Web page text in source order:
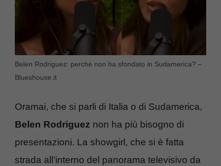
Belen Rodriguez: perché non ha sfondato in Sudamerica? –
Blueshouse.it
Oramai, che si parli di Italia o di Sudamerica,
Belen Rodriguez non ha più bisogno di
presentazioni. La showgirl, che si è fatta
strada all’interno del panorama televisivo da